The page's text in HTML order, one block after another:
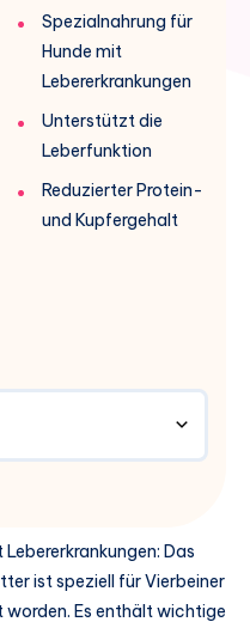
Spezialnahrung für
Hunde mit
Lebererkrankungen
Unterstützt die
Leberfunktion
Reduzierter Protein-
und Kupfergehalt
Das
ist speziell für Vierbeiner
worden. Es enthält wichtige